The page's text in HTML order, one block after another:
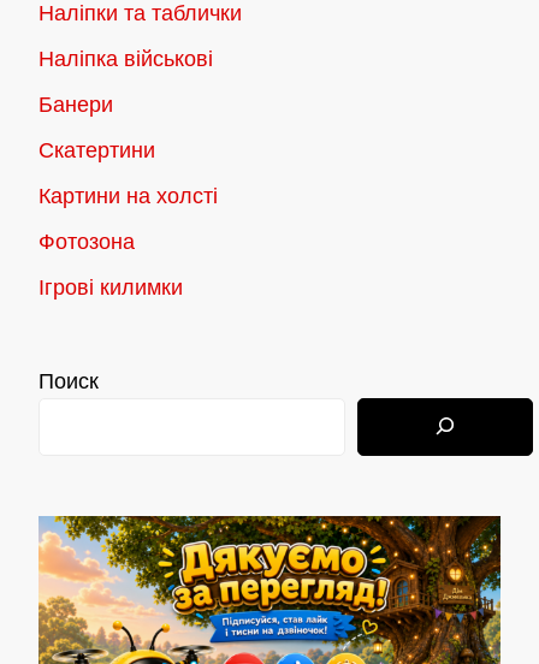
Наліпки та таблички
Наліпка військові
Банери
Скатертини
Картини на холсті
Фотозона
Ігрові килимки
Поиск